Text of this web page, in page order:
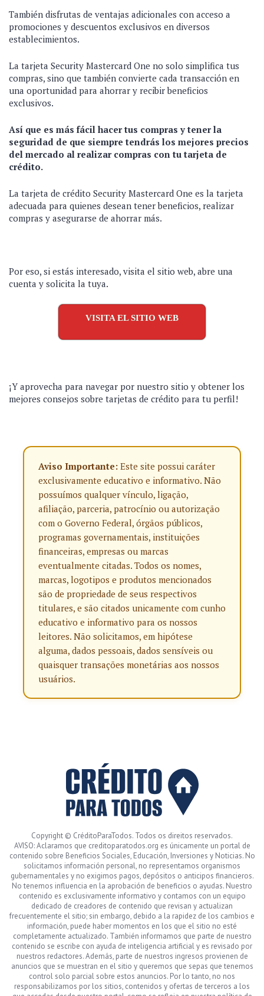
También disfrutas de ventajas adicionales con acceso a
promociones y descuentos exclusivos en diversos
establecimientos.
La tarjeta Security Mastercard One no solo simplifica tus
compras, sino que también convierte cada transacción en
una oportunidad para ahorrar y recibir beneficios
exclusivos.
Así que es más fácil hacer tus compras y tener la
seguridad de que siempre tendrás los mejores precios
del mercado al realizar compras con tu tarjeta de
crédito.
La tarjeta de crédito Security Mastercard One es la tarjeta
adecuada para quienes desean tener beneficios, realizar
compras y asegurarse de ahorrar más.
Por eso, si estás interesado, visita el sitio web, abre una
cuenta y solicita la tuya.
VISITA EL SITIO WEB
¡Y aprovecha para navegar por nuestro sitio y obtener los
mejores consejos sobre tarjetas de crédito para tu perfil!
Aviso Importante: Este site possui caráter
exclusivamente educativo e informativo. Não
possuímos qualquer vínculo, ligação,
afiliação, parceria, patrocínio ou autorização
com o Governo Federal, órgãos públicos,
programas governamentais, instituições
financeiras, empresas ou marcas
eventualmente citadas. Todos os nomes,
marcas, logotipos e produtos mencionados
são de propriedade de seus respectivos
titulares, e são citados unicamente com cunho
educativo e informativo para os nossos
leitores. Não solicitamos, em hipótese
alguma, dados pessoais, dados sensíveis ou
quaisquer transações monetárias aos nossos
usuários.
Copyright © CréditoParaTodos. Todos os direitos reservados.
AVISO: Aclaramos que creditoparatodos.org es únicamente un portal de
contenido sobre Beneficios Sociales, Educación, Inversiones y Noticias. No
solicitamos información personal, no representamos organismos
gubernamentales y no exigimos pagos, depósitos o anticipos financieros.
No tenemos influencia en la aprobación de beneficios o ayudas. Nuestro
contenido es exclusivamente informativo y contamos con un equipo
dedicado de creadores de contenido que revisan y actualizan
frecuentemente el sitio; sin embargo, debido a la rapidez de los cambios e
información, puede haber momentos en los que el sitio no esté
completamente actualizado. También informamos que parte de nuestro
contenido se escribe con ayuda de inteligencia artificial y es revisado por
nuestros redactores. Además, parte de nuestros ingresos provienen de
anuncios que se muestran en el sitio y queremos que sepas que tenemos
control solo parcial sobre estos anuncios. Por lo tanto, no nos
responsabilizamos por los sitios, contenidos y ofertas de terceros a los